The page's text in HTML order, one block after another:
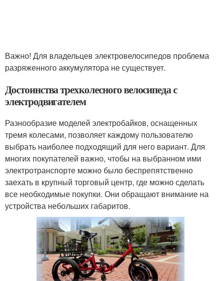
Важно! Для владельцев электровелосипедов проблема
разряженного аккумулятора не существует.
Достоинства трехколесного велосипеда с
электродвигателем
Разнообразие моделей электробайков, оснащенных
тремя колесами, позволяет каждому пользователю
выбрать наиболее подходящий для него вариант. Для
многих покупателей важно, чтобы на выбранном ими
электротранспорте можно было беспрепятственно
заехать в крупный торговый центр, где можно сделать
все необходимые покупки. Они обращают внимание на
устройства небольших габаритов.